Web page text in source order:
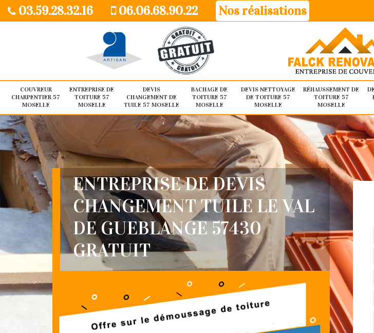
03.59.28.32.16 06.06.68.90.22 Nos réalisations
COUVREUR
CHARPENTIER 57
MOSELLE
ENTREPRISE DE
TOITURE 57
MOSELLE
DEVIS
CHANGEMENT DE
TUILE 57 MOSELLE
BACHAGE DE
TOITURE 57
MOSELLE
DEVIS NETTOYAGE
DE TOITURE 57
MOSELLE
RÉHAUSSEMENT DE
TOITURE 57
MOSELLE
ENTREPRISE DE DEVIS
CHANGEMENT TUILE LE VAL
DE GUEBLANGE 57430
GRATUIT